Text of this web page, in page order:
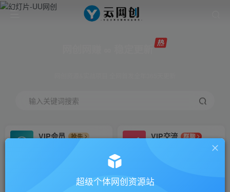
输入关键词搜索
VIP会员
抢先
VIP交流
群聊
研究探讨更多创业项目路子。
会员专属推广链接
招募站长
超级个体网创资源站